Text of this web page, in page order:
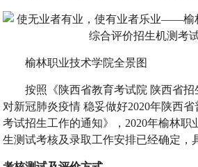
榆林职业技术学院全景图
按照《陕西省教育考试院 陕西省招
对新冠肺炎疫情 稳妥做好2020年陕西
考试招生工作的通知》，2020年榆林职
生测试考核及录取工作安排已经确定，